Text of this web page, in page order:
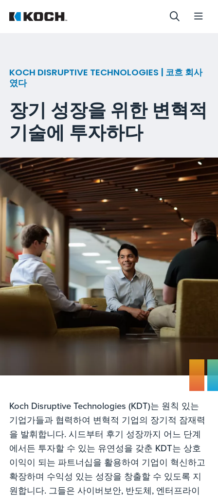
KOCH DISRUPTIVE TECHNOLOGIES | 코흐 회사
였다
장기 성장을 위한 변혁적
기술에 투자하다
Koch Disruptive Technologies (KDT)는 원칙 있는
기업가들과 협력하여 변혁적 기업의 장기적 잠재력
을 발휘합니다. 시드부터 후기 성장까지 어느 단계
에서든 투자할 수 있는 유연성을 갖춘 KDT는 상호
이익이 되는 파트너십을 활용하여 기업이 혁신하고
확장하며 수익성 있는 성장을 창출할 수 있도록 지
원합니다. 그들은 사이버보안, 반도체, 엔터프라이